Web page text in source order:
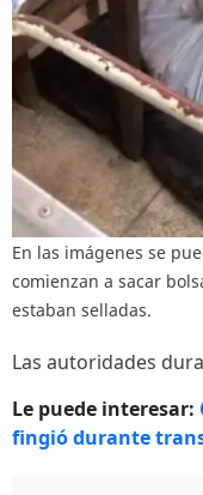
En las imágenes se
comienzan a sacar
estaban selladas.
Las autoridades
Le puede interesar:
fingió durante